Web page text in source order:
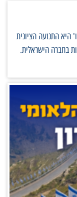
היא התנועה הציונית
בחברה הישראלית.